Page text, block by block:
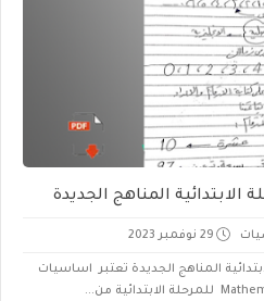
المناهج الجديدة
29 نوفمبر 2023
المناهج الجديدة تعتبر اساسيات